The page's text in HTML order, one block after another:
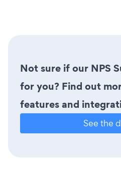
Not sure if our NPS
for you? Find out
features and
See the